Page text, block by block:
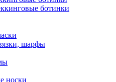
ботинки
шарфы
носки